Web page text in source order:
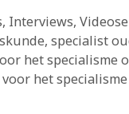
, Interviews,
, specialist
het specialisme
het